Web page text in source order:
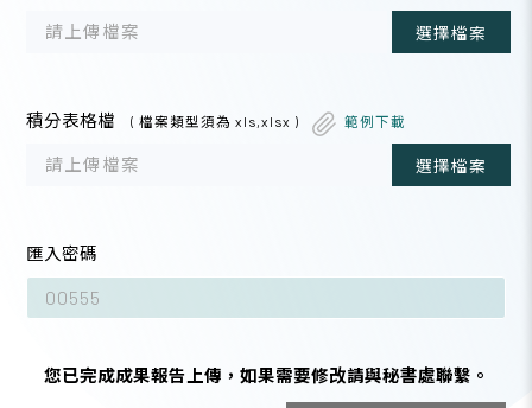
請上傳檔案 選擇檔案
積分表格檔 ( 檔案類型須為 xls,xlsx ) 範例下載
請上傳檔案 選擇檔案
匯入密碼
您已完成成果報告上傳，如果需要修改請與秘書處聯繫。